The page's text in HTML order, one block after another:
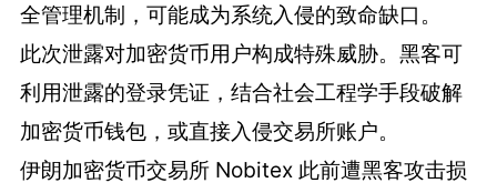
全管理机制，可能成为系统入侵的致命缺口。
此次泄露对加密货币用户构成特殊威胁。黑客可
利用泄露的登录凭证，结合社会工程学手段破解
加密货币钱包，或直接入侵交易所账户。
伊朗加密货币交易所 Nobitex 此前遭黑客攻击损